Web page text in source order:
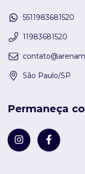
5511983681520
11983681520
São Paulo/SP
Permaneça